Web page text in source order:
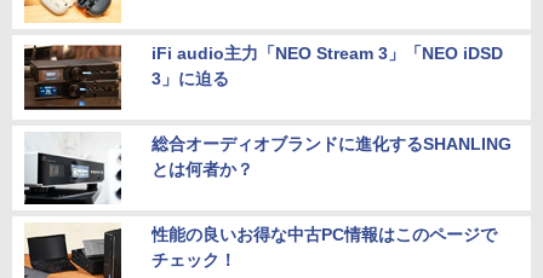
iFi audio主力「NEO Stream 3」「NEO iDSD
3」に迫る
総合オーディオブランドに進化するSHANLING
とは何者か？
性能の良いお得な中古PC情報はこのページで
チェック！